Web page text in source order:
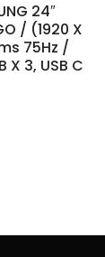
24″
/ (1920 X
75Hz /
X 3, USB C